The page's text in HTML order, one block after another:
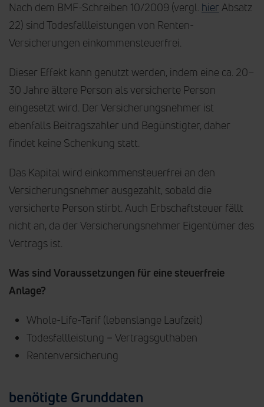
Nach dem BMF-Schreiben 10/2009 (vergl. hier Absatz
22) sind Todesfallleistungen von Renten-
Versicherungen einkommensteuerfrei.
Dieser Effekt kann genutzt werden, indem eine ca. 20–
30 Jahre ältere Person als versicherte Person
eingesetzt wird. Der Versicherungsnehmer ist
ebenfalls Beitragszahler und Begünstigter, daher
findet keine Schenkung statt.
Das Kapital wird einkommensteuerfrei an den
Versicherungsnehmer ausgezahlt, sobald die
versicherte Person stirbt. Auch Erbschaftsteuer fällt
nicht an, da der Versicherungsnehmer Eigentümer des
Vertrags ist.
Was sind Voraussetzungen für eine steuerfreie
Anlage?
Whole-Life-Tarif (lebenslange Laufzeit)
Todesfallleistung = Vertragsguthaben
Rentenversicherung
benötigte Grunddaten